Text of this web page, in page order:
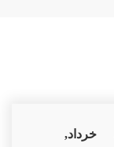
۴ خرداد,